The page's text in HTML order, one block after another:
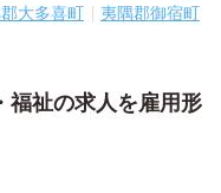
大多喜町
夷隅郡御宿町
福祉の求人を雇用形